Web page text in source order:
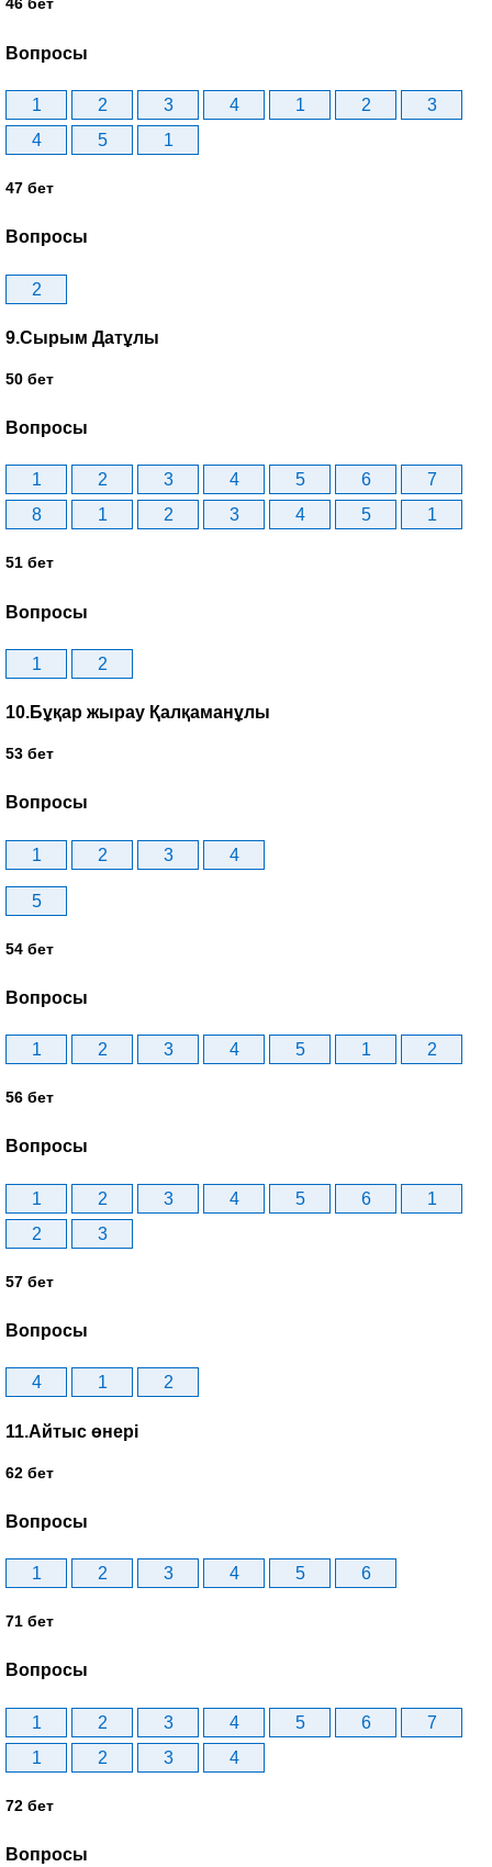
46 бет
Вопросы
1 2 3 4 1 2
3
4
5 1
47 бет
Вопросы
2
9.Сырым Датұлы
50 бет
Вопросы
1 2 3 4 5 6
7
8
1 2 3 4 5 1
51 бет
Вопросы
1 2
10.Бұқар жырау Қалқаманұлы
53 бет
Вопросы
1 2 3 4
5
54 бет
Вопросы
1 2 3 4 5 1 2
56 бет
Вопросы
1 2 3 4 5 6
1
2
3
57 бет
Вопросы
4 1 2
11.Айтыс өнері
62 бет
Вопросы
1 2 3 4 5 6
71 бет
Вопросы
1 2 3 4 5 6
7
1
2 3 4
72 бет
Вопросы